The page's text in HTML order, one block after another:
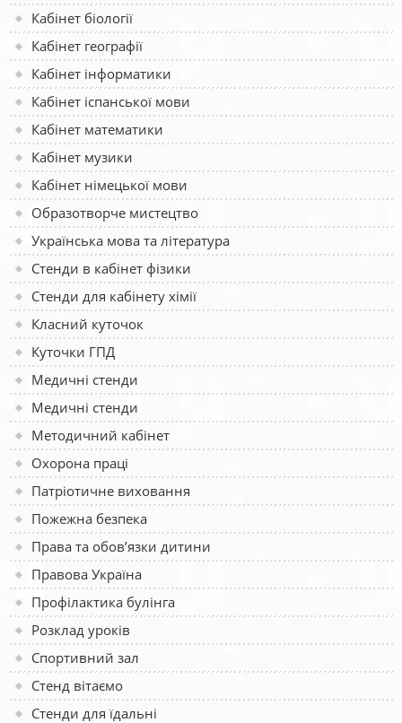
Кабінет біології
Кабінет географії
Кабінет інформатики
Кабінет іспанської мови
Кабінет математики
Кабінет музики
Кабінет німецької мови
Образотворче мистецтво
Українська мова та література
Стенди в кабінет фізики
Стенди для кабінету хімії
Класний куточок
Куточки ГПД
Медичні стенди
Медичні стенди
Методичний кабінет
Охорона праці
Патріотичне виховання
Пожежна безпека
Права та обов’язки дитини
Правова Україна
Профілактика булінга
Розклад уроків
Спортивний зал
Стенд вітаємо
Стенди для їдальні